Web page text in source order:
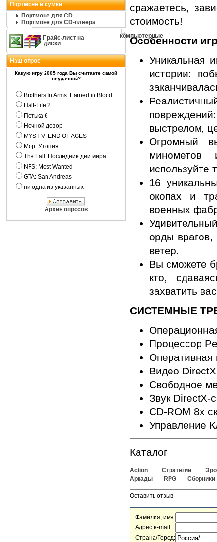
Портмоне и сумки
Портмоне для CD
Портмоне для CD-плеера
Прайс-лист на
компьютерные
диски
Наш опрос
Какую игру 2005 года Вы считаете самой
неудачной?
Brothers In Arms: Earned in Blood
Half-Life 2
Петька 6
Ночной дозор
MYST V: END OF AGES
Мор. Утопия
The Fall. Последние дни мира
NFS: Most Wanted
GTA: San Andreas
ни одна из указанных
Архив опросов
сражаетесь,
стоимость!
Особенности
Уникальная
истории:
выстрелом,
Огромный
минометов
используйте
16
окопах и
военных
орды врагов,
ветер.
Вы сможете
кто,
захватить
СИСТЕМНЫЕ
Процессор
Оперативная
Видео
Свободное
Звук DirectX-
CD-ROM 8х
Управление
Каталог
Action Стратегии
Аркады
RPG Сборники
Оставить отзыв
Фамилия, имя:
Адрес e-mail:
Страна/Город: